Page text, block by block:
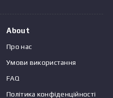
About
Про нас
Умови використання
FAQ
Політика конфіденційності